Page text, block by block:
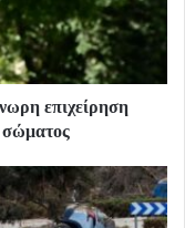
επιχείρηση
σώματος